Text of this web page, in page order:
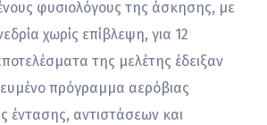
φυσιολόγους της άσκησης, με
χωρίς επίβλεψη, για 12
της μελέτης έδειξαν
πρόγραμμα αερόβιας
αντιστάσεων και